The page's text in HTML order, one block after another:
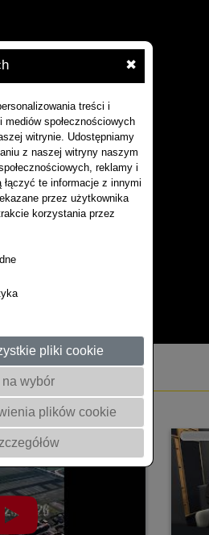
✖
treści i
społecznościowych
witrynie. Udostępniamy
z naszej witryny naszym
reklamy i
te informacje z innymi
przez użytkownika
korzystania przez
pliki cookie
na wybór
plików cookie